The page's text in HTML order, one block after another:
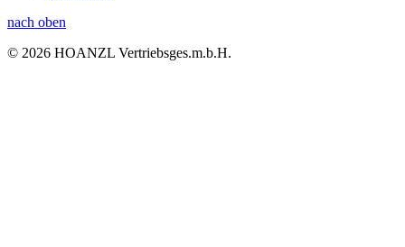
nach oben
© 2026 HOANZL Vertriebsges.m.b.H.